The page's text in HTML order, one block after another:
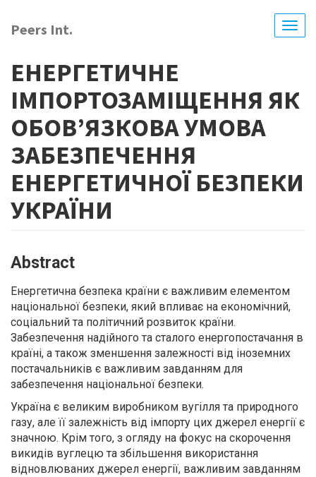
main
Peers Int.
ЕНЕРГЕТИЧНЕ
ІМПОРТОЗАМІЩЕННЯ ЯК
ОБОВ’ЯЗКОВА УМОВА
ЗАБЕЗПЕЧЕННЯ
ЕНЕРГЕТИЧНОЇ БЕЗПЕКИ
УКРАЇНИ
Abstract
Енергетична безпека країни є важливим елементом
національної безпеки, який впливає на економічний,
соціальний та політичний розвиток країни.
Забезпечення надійного та сталого енергопостачання в
країні, а також зменшення залежності від іноземних
постачальників є важливим завданням для
забезпечення національної безпеки.
Україна є великим виробником вугілля та природного
газу, але її залежність від імпорту цих джерел енергії є
значною. Крім того, з огляду на фокус на скорочення
викидів вуглецю та збільшення використання
відновлюваних джерел енергії, важливим завданням